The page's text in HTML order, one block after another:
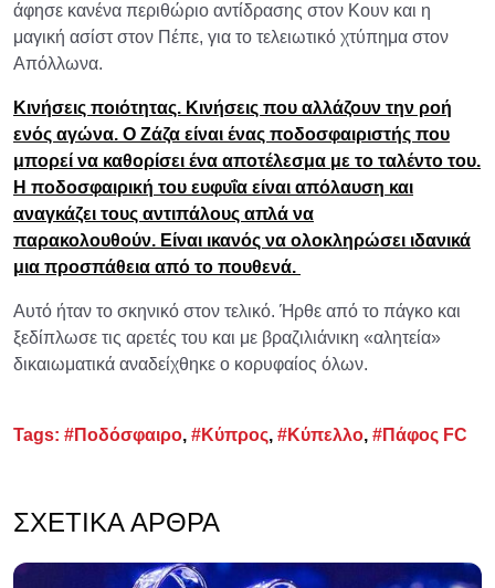
άφησε κανένα περιθώριο αντίδρασης στον Κουν και η
μαγική ασίστ στον Πέπε, για το τελειωτικό χτύπημα στον
Απόλλωνα.
Κινήσεις ποιότητας. Κινήσεις που αλλάζουν την ροή
ενός αγώνα. Ο Ζάζα είναι ένας ποδοσφαιριστής που
μπορεί να καθορίσει ένα αποτέλεσμα με το ταλέντο του.
Η ποδοσφαιρική του ευφυΐα είναι απόλαυση και
αναγκάζει τους αντιπάλους απλά να
παρακολουθούν. Είναι ικανός να ολοκληρώσει ιδανικά
μια προσπάθεια από το πουθενά.
Αυτό ήταν το σκηνικό στον τελικό. Ήρθε από το πάγκο και
ξεδίπλωσε τις αρετές του και με βραζιλιάνικη «αλητεία»
δικαιωματικά αναδείχθηκε ο κορυφαίος όλων.
Tags: #Ποδόσφαιρο, #Κύπρος, #Κύπελλο, #Πάφος FC
ΣΧΕΤΙΚΆ ΆΡΘΡΑ